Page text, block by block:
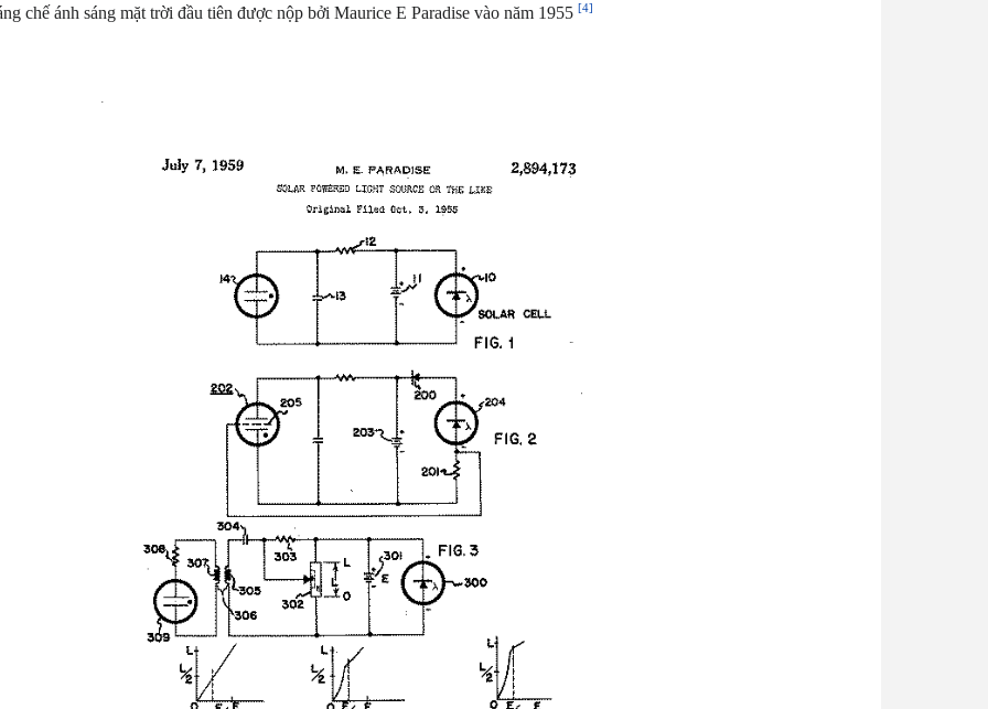
chế ánh sáng mặt trời đầu tiên được nộp bởi Maurice E Paradise vào năm 1955 [4]